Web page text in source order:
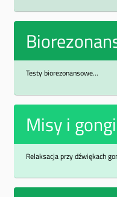
Testy biorezonansowe...
Misy i gongi
Relaksacja przy dźwiękach